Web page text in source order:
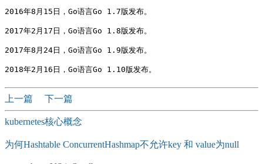
2016年8月15日，Go语言Go 1.7版发布。
2017年2月17日，Go语言Go 1.8版发布。
2017年8月24日，Go语言Go 1.9版发布。
上一篇 下一篇
kubernetes核心概念
为何Hashtable ConcurrentHashmap不允许key 和 value为null